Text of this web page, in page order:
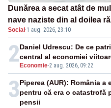
Dunărea a secat atât de
nave naziste din al doilea
Social·1 aug. 2026, 23:10
2Economie-2 aug. 2026, 09:22
Daniel Udrescu: De ce
central al economiei
3Piperea (AUR): România
pentru că era o catastrofă
pensii